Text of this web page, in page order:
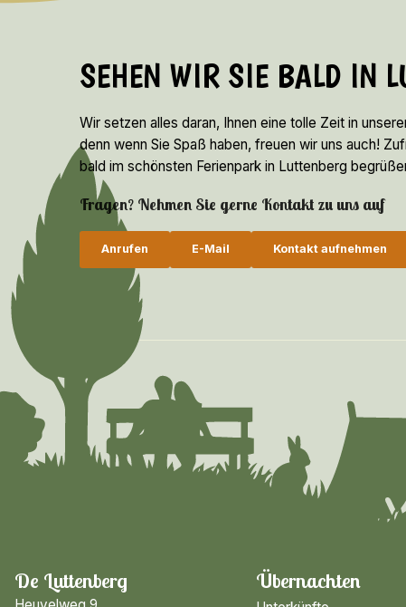
SEHEN WIR SIE BALD IN
Wir setzen alles daran, Ihnen eine tolle Zeit in
denn wenn Sie Spaß haben, freuen wir uns auch!
bald im schönsten Ferienpark in Luttenberg
Fragen? Nehmen Sie gerne Kontakt zu uns auf
Anrufen E-Mail Kontakt aufnehmen
De Luttenberg Übernachten